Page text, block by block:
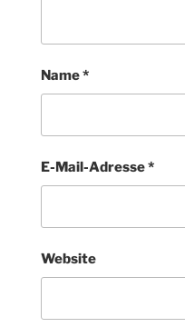
Name*
E-Mail-Adresse*
Website